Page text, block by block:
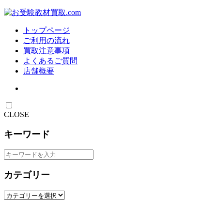
トップページ
ご利用の流れ
買取注意事項
よくあるご質問
店舗概要
CLOSE
キーワード
カテゴリー